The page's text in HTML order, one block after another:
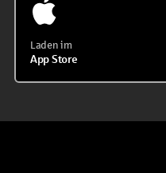
Laden im
App Store